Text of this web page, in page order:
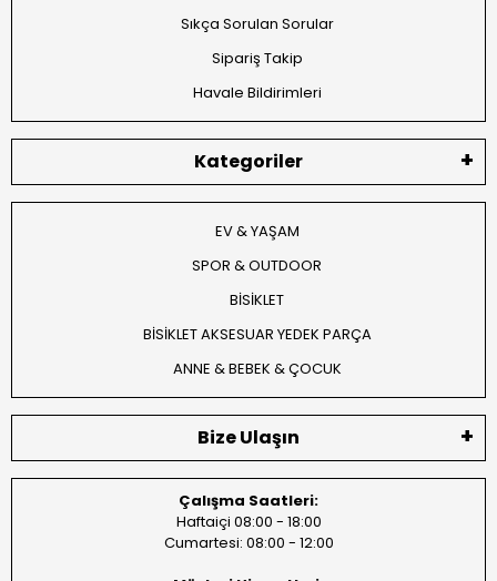
Sıkça Sorulan Sorular
Sipariş Takip
Havale Bildirimleri
Kategoriler
EV & YAŞAM
SPOR & OUTDOOR
BİSİKLET
BİSİKLET AKSESUAR YEDEK PARÇA
ANNE & BEBEK & ÇOCUK
Bize Ulaşın
Çalışma Saatleri:
Haftaiçi 08:00 - 18:00
Cumartesi: 08:00 - 12:00